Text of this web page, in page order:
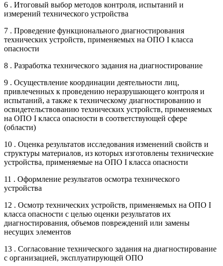
6 . Итоговый выбор методов контроля, испытаний и
измерений технического устройства
7 . Проведение функционального диагностирования
технических устройств, применяемых на ОПО I класса
опасности
8 . Разработка технического задания на диагностирование
9 . Осуществление координации деятельности лиц,
привлеченных к проведению неразрушающего контроля и
испытаний, а также к техническому диагностированию и
освидетельствованию технических устройств, применяемых
на ОПО I класса опасности в соответствующей сфере
(области)
10 . Оценка результатов исследования изменений свойств и
структуры материалов, из которых изготовлены технические
устройства, применяемые на ОПО I класса опасности
11 . Оформление результатов осмотра технического
устройства
12 . Осмотр технических устройств, применяемых на ОПО I
класса опасности с целью оценки результатов их
диагностирования, объемов повреждений или замены
несущих элементов
13 . Согласование технического задания на диагностирование
с организацией, эксплуатирующей ОПО